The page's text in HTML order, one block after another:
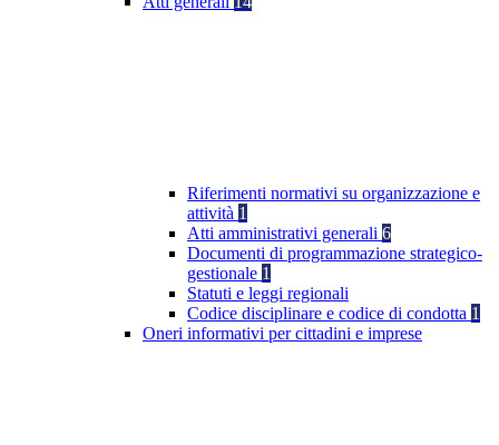
Riferimenti normativi su organizzazione e
attività 1
Atti amministrativi generali 6
Documenti di programmazione strategico-
gestionale 1
Statuti e leggi regionali
Codice disciplinare e codice di condotta 1
Oneri informativi per cittadini e imprese